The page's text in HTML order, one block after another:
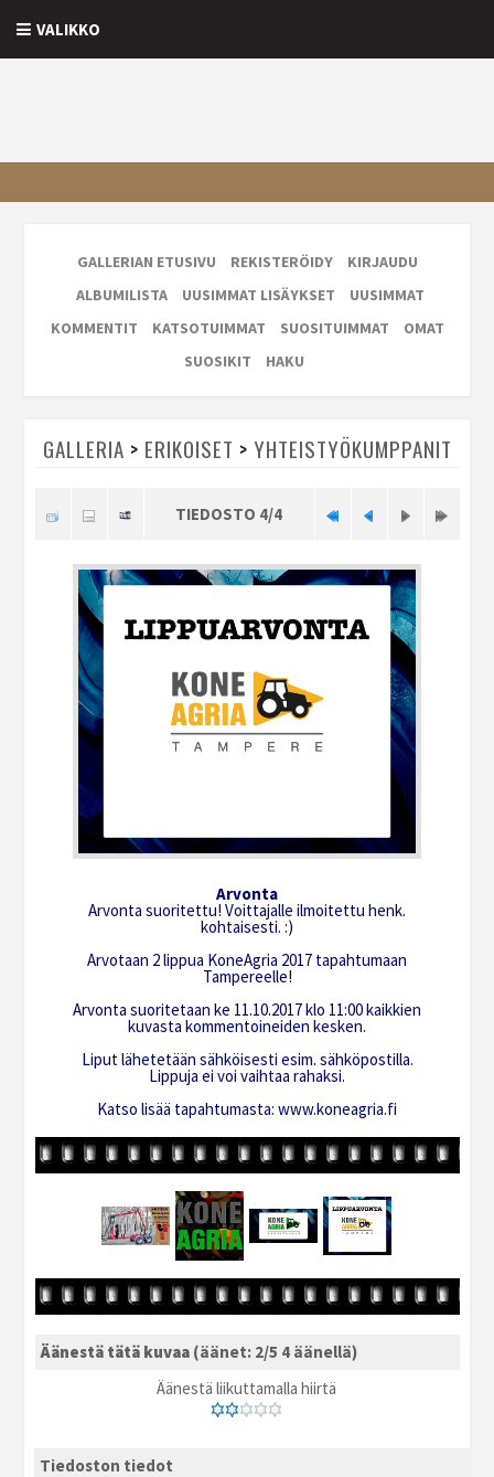
VALIKKO
GALLERIAN ETUSIVU REKISTERÖIDY
KIRJAUDU
ALBUMILISTA
UUSIMMAT LISÄYKSET
UUSIMMAT
KOMMENTIT
KATSOTUIMMAT SUOSITUIMMAT
OMAT
SUOSIKIT
HAKU
GALLERIA > ERIKOISET > YHTEISTYÖKUMPPANIT
TIEDOSTO 4/4
Arvonta
Arvonta suoritettu! Voittajalle ilmoitettu henk.
kohtaisesti. :)
Arvotaan 2 lippua KoneAgria 2017 tapahtumaan
Tampereelle!
Arvonta suoritetaan ke 11.10.2017 klo 11:00 kaikkien
kuvasta kommentoineiden kesken.
Liput lähetetään sähköisesti esim. sähköpostilla.
Lippuja ei voi vaihtaa rahaksi.
Katso lisää tapahtumasta: www.koneagria.fi
Äänestä tätä kuvaa (äänet: 2/5 4 äänellä)
Äänestä liikuttamalla hiirtä
Tiedoston tiedot